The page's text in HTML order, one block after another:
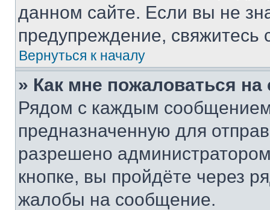
данном сайте. Если вы не
предупреждение,
Вернуться к началу
» Как мне пожаловаться
Рядом с каждым сообщением
предназначенную для
разрешено
кнопке, вы пройдёте через
жалобы на сообщение.